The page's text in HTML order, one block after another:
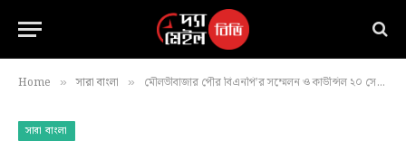
Home » সারা বাংলা » মৌলভীবাজার পৌর বিএনপি’র সম্মেলন ও কাউন্সিল ২০ সেপ্টেম্বর
সারা বাংলা